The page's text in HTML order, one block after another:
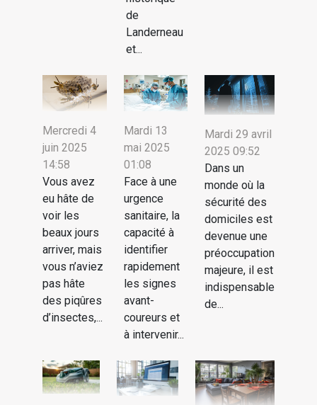
de
Landerneau
et...
Mercredi 4
juin 2025
14:58
Vous avez
eu hâte de
voir les
beaux jours
arriver, mais
vous n’aviez
pas hâte
des piqûres
d’insectes,...
Mardi 13
mai 2025
01:08
Face à une
urgence
sanitaire, la
capacité à
identifier
rapidement
les signes
avant-
coureurs et
à intervenir...
Mardi 29 avril
2025 09:52
Dans un
monde où la
sécurité des
domiciles est
devenue une
préoccupation
majeure, il est
indispensable
de...